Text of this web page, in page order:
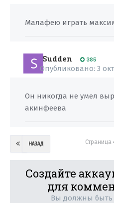
Малафею играть
Sudden 385
Опубликовано: 3
Он никогда не умел
акинфеева
НАЗАД Страница
Создайте
для
Вы должны быть